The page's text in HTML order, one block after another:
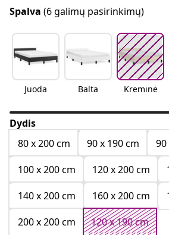
Spalva (6 galimų pasirinkimų)
Juoda Balta Kreminė
Dydis
80 x 200 cm
90 x 190 cm
90
100 x 200 cm
120 x 200 cm
140 x 200 cm
160 x 200 cm
200 x 200 cm
120 x 190 cm